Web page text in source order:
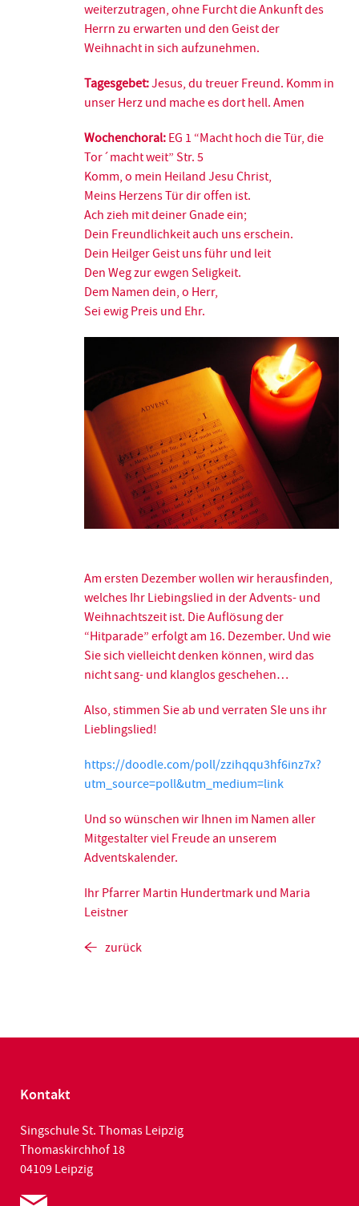
weiterzutragen, ohne Furcht die Ankunft des
Herrn zu erwarten und den Geist der
Weihnacht in sich aufzunehmen.
Tagesgebet:Jesus, du treuer Freund. Komm in
unser Herz und mache es dort hell. Amen
Wochenchoral:EG 1 “Macht hoch die Tür, die
Tor´macht weit” Str. 5
Komm, o mein Heiland Jesu Christ,
Meins Herzens Tür dir offen ist.
Ach zieh mit deiner Gnade ein;
Dein Freundlichkeit auch uns erschein.
Dein Heilger Geist uns führ und leit
Den Weg zur ewgen Seligkeit.
Dem Namen dein, o Herr,
Sei ewig Preis und Ehr.
Am ersten Dezember wollen wir herausfinden,
welches Ihr Liebingslied in der Advents- und
Weihnachtszeit ist. Die Auflösung der
“Hitparade” erfolgt am 16. Dezember. Und wie
Sie sich vielleicht denken können, wird das
nicht sang- und klanglos geschehen…
Also, stimmen Sie ab und verraten SIe uns ihr
Lieblingslied!
https://doodle.com/poll/zzihqqu3hf6inz7x?
utm_source=poll&utm_medium=link
Und so wünschen wir Ihnen im Namen aller
Mitgestalter viel Freude an unserem
Adventskalender.
Ihr Pfarrer Martin Hundertmark und Maria
Leistner
zurück
Kontakt
Singschule St. Thomas Leipzig
Thomaskirchhof 18
04109 Leipzig